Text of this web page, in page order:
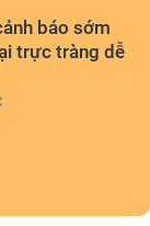
báo sớm
trực tràng dễ